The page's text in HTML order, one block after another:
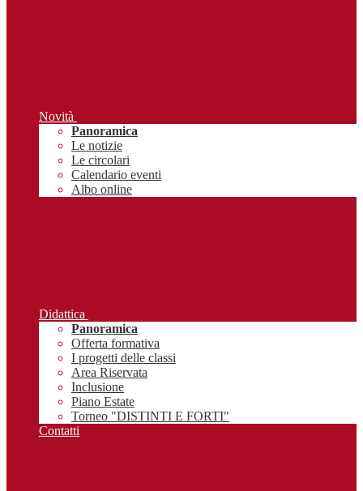
Novità
Panoramica
Le notizie
Le circolari
Calendario eventi
Albo online
Didattica
Panoramica
Offerta formativa
I progetti delle classi
Area Riservata
Inclusione
Piano Estate
Torneo "DISTINTI E FORTI"
Contatti